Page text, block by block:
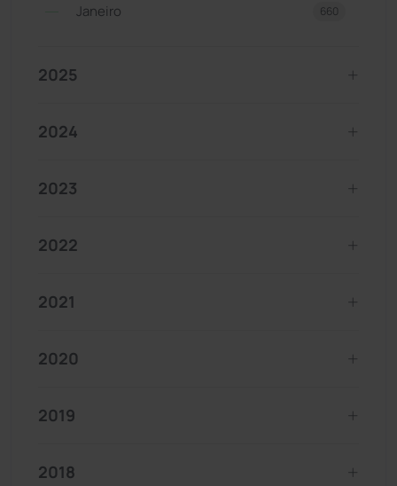
Janeiro 660
2025
2024
2023
2022
2021
2020
2019
2018